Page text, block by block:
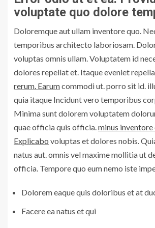
voluptate quo dolore
Doloremque aut ullam inventore quo.
temporibus architecto laboriosam.
voluptas omnis ullam. Voluptatem id
dolores repellat et. Itaque eveniet
rerum. Earumcommodi ut. porro sit id.
quia itaque Incidunt vero temporibus
Minima sunt dolorem voluptatem
quae officia quis officia.minus
Explicabo voluptas et dolores nobis.
natus aut. omnis vel maxime mollitia ut
officia. Tempore quo eum nemo iste
Dolorem eaque quis doloribus et at
Facere ea natus et qui